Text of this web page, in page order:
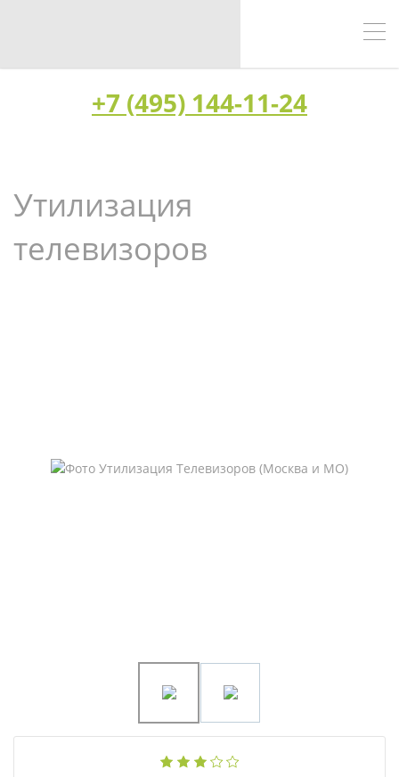
+7 (495) 144-11-24
Утилизация
телевизоров